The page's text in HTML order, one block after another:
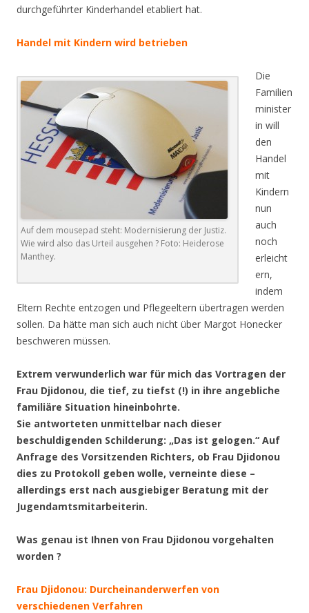
durchgeführter Kinderhandel etabliert hat.
Handel mit Kindern wird betrieben
Auf dem mousepad steht: Modernisierung der Justiz.
Wie wird also das Urteil ausgehen ? Foto: Heiderose
Manthey.
Die
Familien
minister
in will
den
Handel
mit
Kindern
nun
auch
noch
erleicht
ern,
indem
Eltern Rechte entzogen und Pflegeeltern übertragen werden
sollen. Da hätte man sich auch nicht über Margot Honecker
beschweren müssen.
Extrem verwunderlich war für mich das Vortragen der
Frau Djidonou, die tief, zu tiefst (!) in ihre angebliche
familiäre Situation hineinbohrte.
Sie antworteten unmittelbar nach dieser
beschuldigenden Schilderung: „Das ist gelogen.“ Auf
Anfrage des Vorsitzenden Richters, ob Frau Djidonou
dies zu Protokoll geben wolle, verneinte diese –
allerdings erst nach ausgiebiger Beratung mit der
Jugendamtsmitarbeiterin.
Was genau ist Ihnen von Frau Djidonou vorgehalten
worden ?
Frau Djidonou: Durcheinanderwerfen von
verschiedenen Verfahren